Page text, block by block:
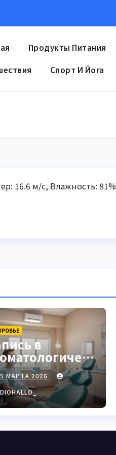
Продукты Питания
Спорт И Йога
16.6 м/с, Влажность: 81%
в
клинику
МАРТА 2026